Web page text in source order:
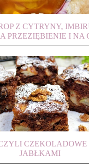
Z CYTRYNY,
PRZEZIĘBIENIE I NA
CZEKOLADOWE
JABŁKAMI